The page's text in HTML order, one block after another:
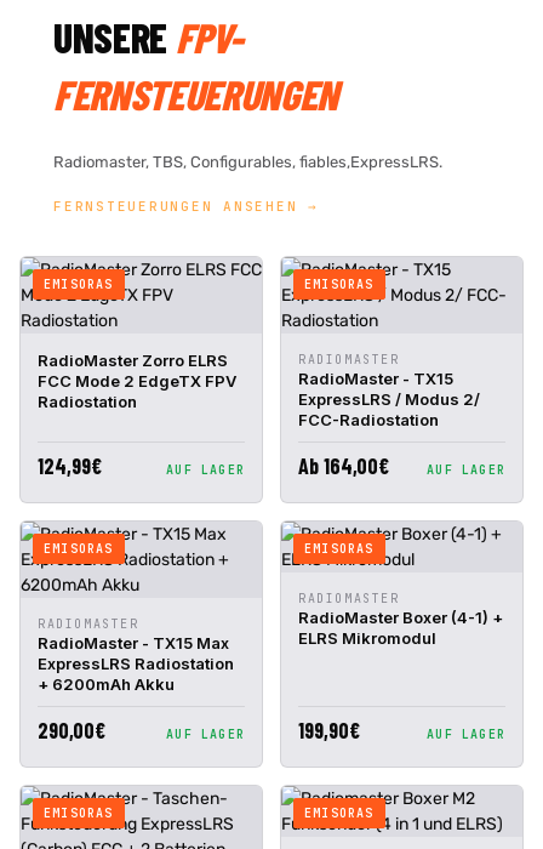
UNSERE FPV-
FERNSTEUERUNGEN
Radiomaster, TBS, Configurables, fiables,ExpressLRS.
FERNSTEUERUNGEN ANSEHEN →
EMISORAS
SCHNELLANSICHT
IN DEN
WARENKORB
RadioMaster Zorro ELRS
FCC Mode 2 EdgeTX FPV
Radiostation
124,99€ AUF LAGER
EMISORAS
SCHNELLANSICHT
WARENKORB
RADIOMASTER
RadioMaster - TX15
ExpressLRS / Modus 2/
FCC-Radiostation
Ab 164,00€ AUF LAGER
EMISORAS
SCHNELLANSICHT
WARENKORB
RADIOMASTER
RadioMaster - TX15 Max
ExpressLRS Radiostation
+ 6200mAh Akku
290,00€ AUF LAGER
EMISORAS
SCHNELLANSICHT
WARENKORB
RADIOMASTER
RadioMaster Boxer (4-1) +
ELRS Mikromodul
199,90€ AUF LAGER
EMISORAS EMISORAS